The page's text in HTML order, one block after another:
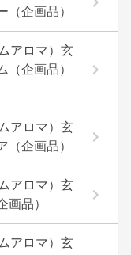
（企画品）
アロマ）玄
（企画品）
アロマ）玄
（企画品）
アロマ）玄
画品）
アロマ）玄